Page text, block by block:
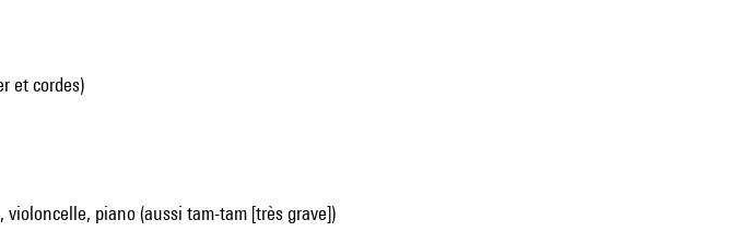
et cordes)
piano (aussi tam-tam [très grave])